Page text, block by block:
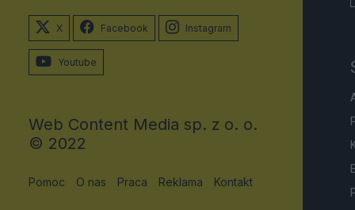
X Facebook Instagram
Youtube
Web Content Media sp. z o. o.
© 2022
Pomoc O nas Praca Reklama Kontakt